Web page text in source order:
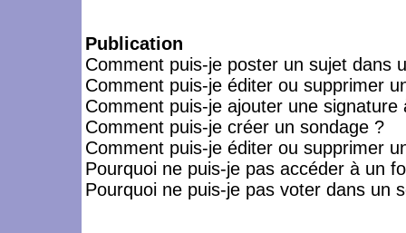
Publication
Comment puis-je poster un sujet dans
Comment puis-je éditer ou supprimer
Comment puis-je ajouter une signature
Comment puis-je créer un sondage ?
Comment puis-je éditer ou supprimer
Pourquoi ne puis-je pas accéder à un
Pourquoi ne puis-je pas voter dans un